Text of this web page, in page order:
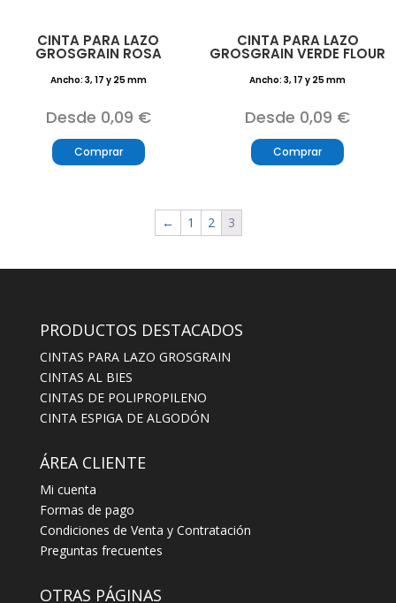
CINTA PARA LAZO
GROSGRAIN ROSA
Ancho: 3, 17 y 25 mm
Desde 0,09 €
Comprar
CINTA PARA LAZO
GROSGRAIN VERDE FLOUR
Ancho: 3, 17 y 25 mm
Desde 0,09 €
Comprar
← 1 2 3
PRODUCTOS DESTACADOS
CINTAS PARA LAZO GROSGRAIN
CINTAS AL BIES
CINTAS DE POLIPROPILENO
CINTA ESPIGA DE ALGODÓN
ÁREA CLIENTE
Mi cuenta
Formas de pago
Condiciones de Venta y Contratación
Preguntas frecuentes
OTRAS PÁGINAS